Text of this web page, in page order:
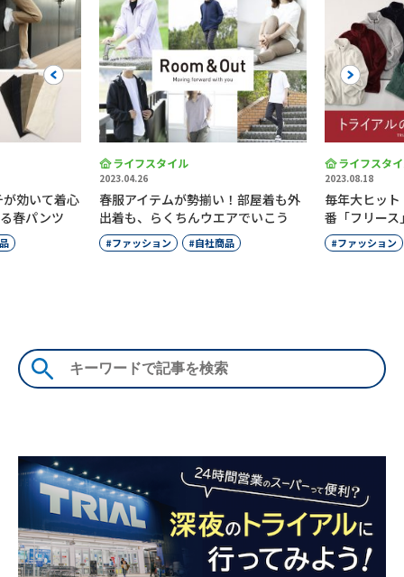
Previous
効いて着心
春パンツ
ライフスタイル
2023.04.26
春服アイテムが勢揃い！部屋着も外
出着も、らくちんウエアでいこう
ファッション 自社商品
ライフスタ
2023.08.18
毎年大ヒッ
番「フリー
ファッション
Next